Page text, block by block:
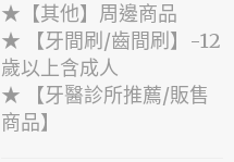
★【其他】周邊商品
★ 【牙間刷/齒間刷】-12
歲以上含成人
★ 【牙醫診所推薦/販售
商品】